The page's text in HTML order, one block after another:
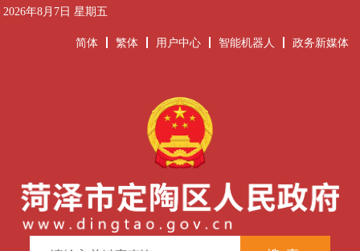
2026年8月7日 星期五
简体 繁体 用户中心 智能机器人 政务新媒体